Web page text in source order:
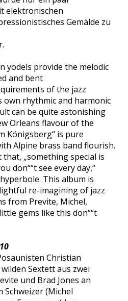
elektronischen
Gemälde zu
yodels provide the melodic
and bent
of the jazz
own rhythmic and harmonic
can be quite astonishing
Orleans flavour of the
Königsberg“ is pure
Alpine brass band flourish.
„something special is
don““t see every day,“
This album is
re-imagining of jazz
from Previte, Michel,
gems like this don““t
Christian
Sextett aus zwei
und Brad Jones an
Schweizer (Michel